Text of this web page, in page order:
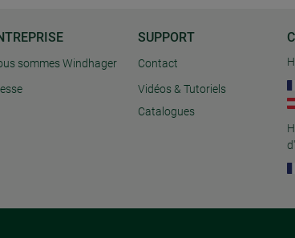
sommes Windhager
SUPPORT
Contact
Vidéos & Tutoriels
Catalogues